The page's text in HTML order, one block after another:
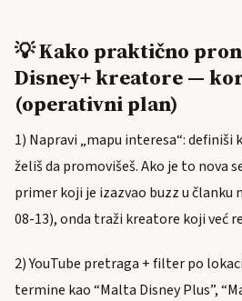
💡 Kako praktično
Disney+ kreatore —
(operativni plan)
1) Napravi „mapu interesa“: definiši
želiš da promovišeš. Ako je to nova
primer koji je izazvao buzz u članku
08-13), onda traži kreatore koji već
2) YouTube pretraga + filter po
termine kao “Malta Disney Plus”,